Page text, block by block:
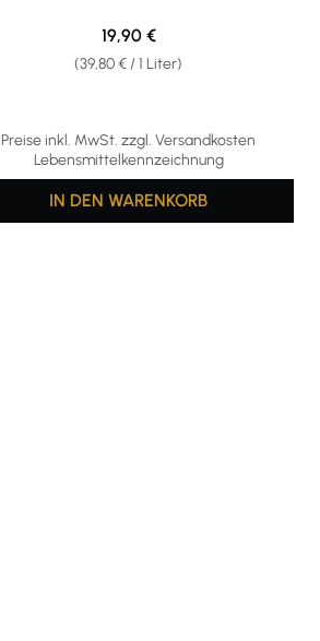
Preise inkl. MwSt. zzgl. Versandkosten
Lebensmittelkennzeichnung
(39,80 € / 1 Liter)
Regulärer Preis:
19,90 €
IN DEN WARENKORB